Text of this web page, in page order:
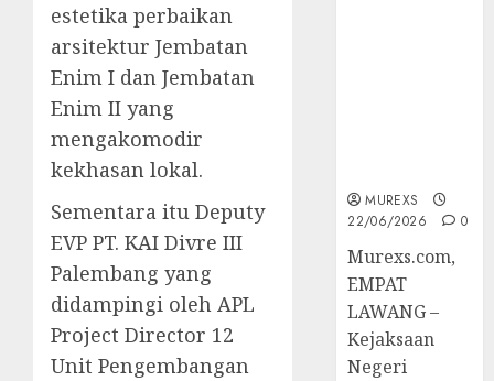
estetika perbaikan
arsitektur Jembatan
Enim I dan Jembatan
Enim II yang
mengakomodir
kekhasan lokal.
Sementara itu Deputy
EVP PT. KAI Divre III
Palembang yang
didampingi oleh APL
Project Director 12
Unit Pengembangan
MUREXS
22/06/2026
0
‎Murexs.com,
EMPAT
LAWANG –
Kejaksaan
Negeri